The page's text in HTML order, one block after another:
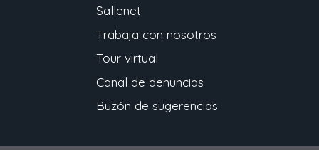
Sallenet
Trabaja con nosotros
Tour virtual
Canal de denuncias
Buzón de sugerencias